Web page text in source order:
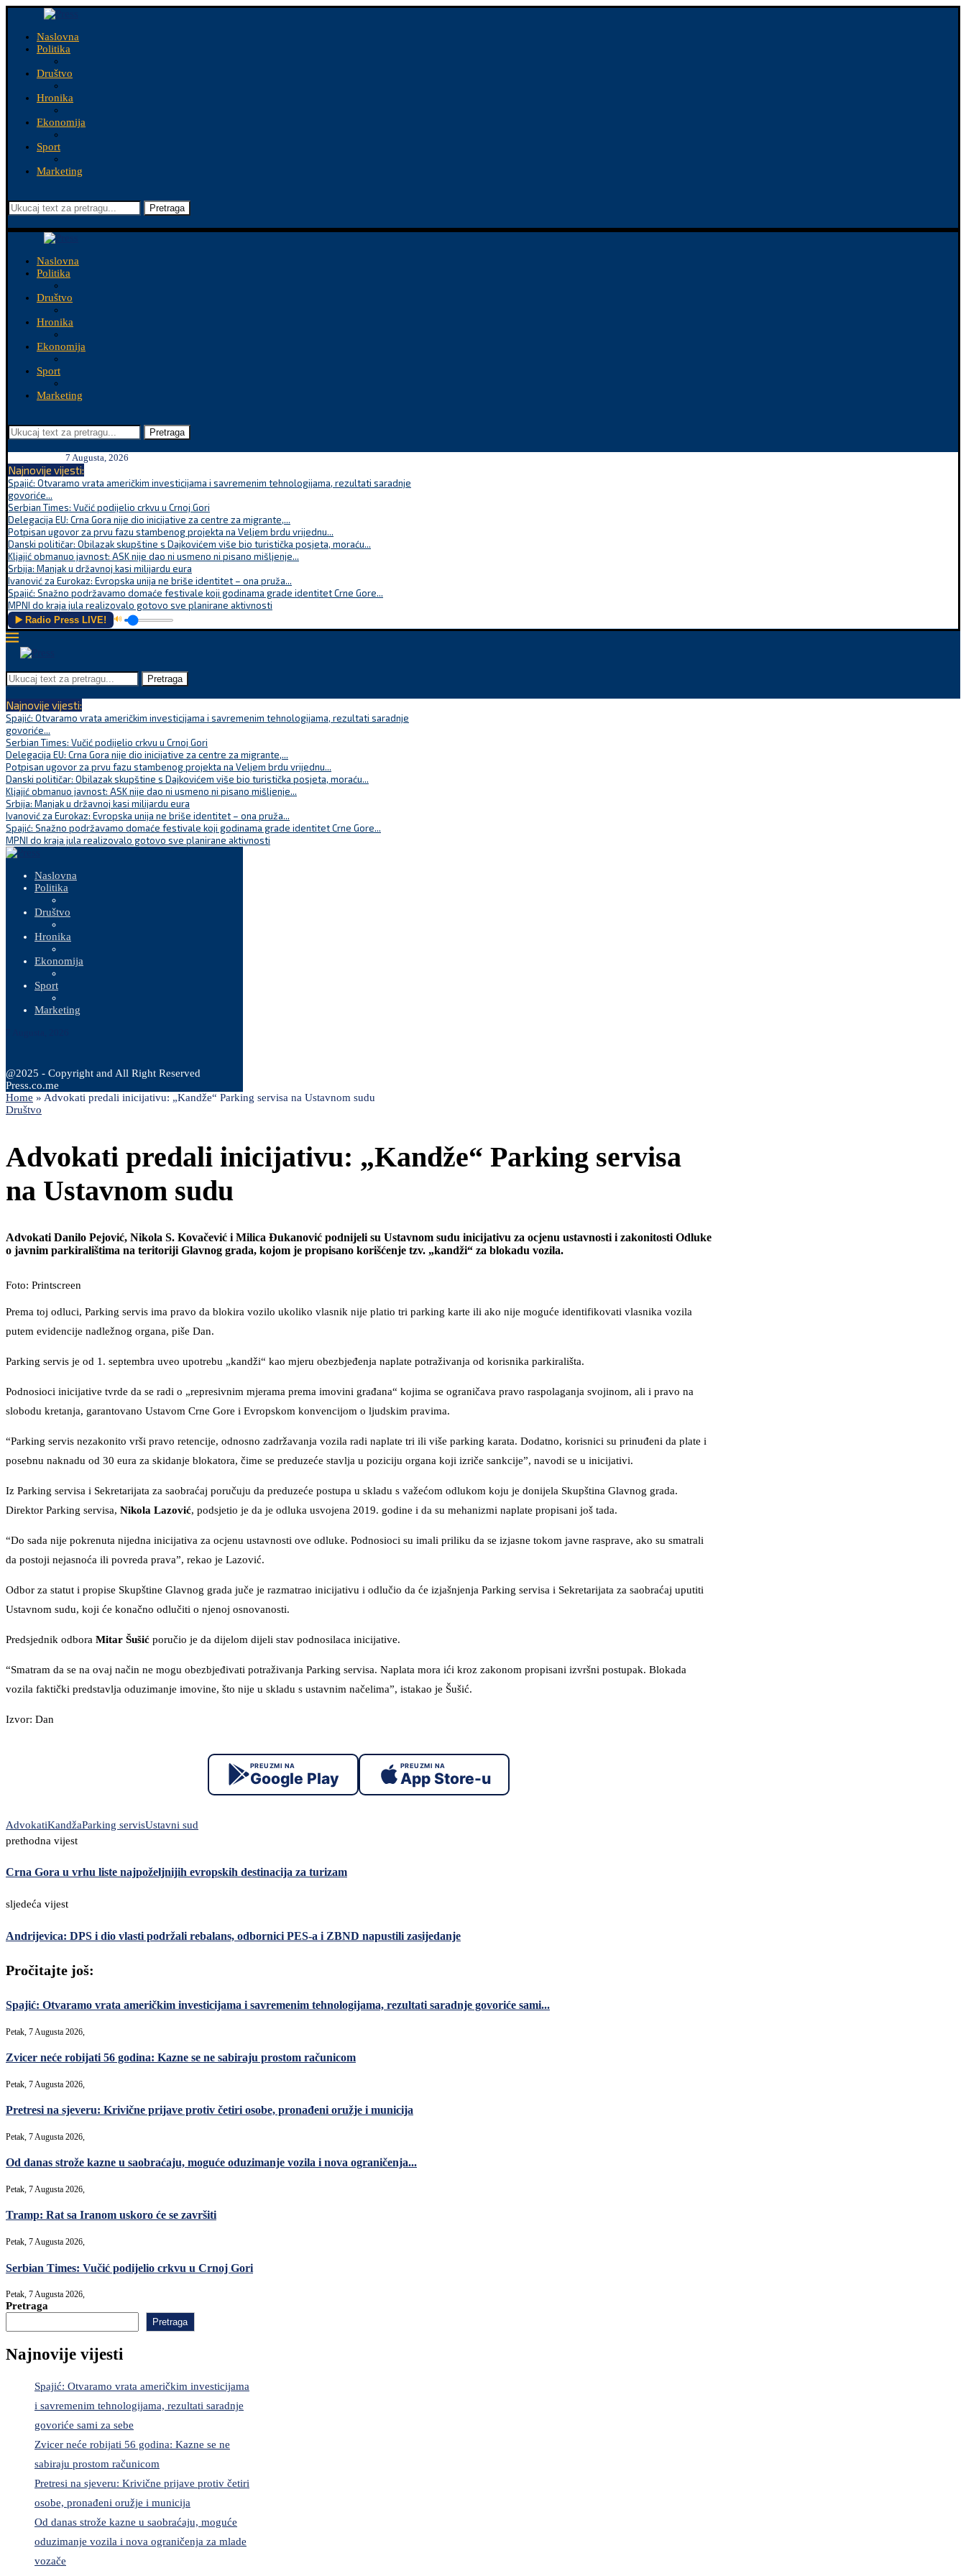
Naslovna
Politika
Društvo
Hronika
Ekonomija
Sport
Marketing
Pretraga
Naslovna
Politika
Društvo
Hronika
Ekonomija
Sport
Marketing
Pretraga
7 Augusta, 2026
Najnovije vijesti:
Spajić: Otvaramo vrata američkim investicijama i savremenim tehnologijama, rezultati saradnje
govoriće...
Serbian Times: Vučić podijelio crkvu u Crnoj Gori
Delegacija EU: Crna Gora nije dio inicijative za centre za migrante,...
Potpisan ugovor za prvu fazu stambenog projekta na Veljem brdu vrijednu...
Danski političar: Obilazak skupštine s Dajkovićem više bio turistička posjeta, moraću...
Kljajić obmanuo javnost: ASK nije dao ni usmeno ni pisano mišljenje...
Srbija: Manjak u državnoj kasi milijardu eura
Ivanović za Eurokaz: Evropska unija ne briše identitet – ona pruža...
Spajić: Snažno podržavamo domaće festivale koji godinama grade identitet Crne Gore...
MPNI do kraja jula realizovalo gotovo sve planirane aktivnosti
▶️ Radio Press LIVE! 🔊
Pretraga
Najnovije vijesti:
Spajić: Otvaramo vrata američkim investicijama i savremenim tehnologijama, rezultati saradnje
govoriće...
Serbian Times: Vučić podijelio crkvu u Crnoj Gori
Delegacija EU: Crna Gora nije dio inicijative za centre za migrante,...
Potpisan ugovor za prvu fazu stambenog projekta na Veljem brdu vrijednu...
Danski političar: Obilazak skupštine s Dajkovićem više bio turistička posjeta, moraću...
Kljajić obmanuo javnost: ASK nije dao ni usmeno ni pisano mišljenje...
Srbija: Manjak u državnoj kasi milijardu eura
Ivanović za Eurokaz: Evropska unija ne briše identitet – ona pruža...
Spajić: Snažno podržavamo domaće festivale koji godinama grade identitet Crne Gore...
MPNI do kraja jula realizovalo gotovo sve planirane aktivnosti
Naslovna
Politika
Društvo
Hronika
Ekonomija
Sport
Marketing
@2025 - Copyright and All Right Reserved
Press.co.me
Home » Advokati predali inicijativu: „Kandže“ Parking servisa na Ustavnom sudu
Društvo
Advokati predali inicijativu: „Kandže“ Parking servisa
na Ustavnom sudu
Advokati Danilo Pejović, Nikola S. Kovačević i Milica Đukanović podnijeli su Ustavnom sudu inicijativu za ocjenu ustavnosti i zakonitosti Odluke
o javnim parkiralištima na teritoriji Glavnog grada, kojom je propisano korišćenje tzv. „kandži“ za blokadu vozila.
Foto: Printscreen
Prema toj odluci, Parking servis ima pravo da blokira vozilo ukoliko vlasnik nije platio tri parking karte ili ako nije moguće identifikovati vlasnika vozila
putem evidencije nadležnog organa, piše Dan.
Parking servis je od 1. septembra uveo upotrebu „kandži“ kao mjeru obezbjeđenja naplate potraživanja od korisnika parkirališta.
Podnosioci inicijative tvrde da se radi o „represivnim mjerama prema imovini građana“ kojima se ograničava pravo raspolaganja svojinom, ali i pravo na
slobodu kretanja, garantovano Ustavom Crne Gore i Evropskom konvencijom o ljudskim pravima.
“Parking servis nezakonito vrši pravo retencije, odnosno zadržavanja vozila radi naplate tri ili više parking karata. Dodatno, korisnici su prinuđeni da plate i
posebnu naknadu od 30 eura za skidanje blokatora, čime se preduzeće stavlja u poziciju organa koji izriče sankcije”, navodi se u inicijativi.
Iz Parking servisa i Sekretarijata za saobraćaj poručuju da preduzeće postupa u skladu s važećom odlukom koju je donijela Skupština Glavnog grada.
Direktor Parking servisa, Nikola Lazović, podsjetio je da je odluka usvojena 2019. godine i da su mehanizmi naplate propisani još tada.
“Do sada nije pokrenuta nijedna inicijativa za ocjenu ustavnosti ove odluke. Podnosioci su imali priliku da se izjasne tokom javne rasprave, ako su smatrali
da postoji nejasnoća ili povreda prava”, rekao je Lazović.
Odbor za statut i propise Skupštine Glavnog grada juče je razmatrao inicijativu i odlučio da će izjašnjenja Parking servisa i Sekretarijata za saobraćaj uputiti
Ustavnom sudu, koji će konačno odlučiti o njenoj osnovanosti.
Predsjednik odbora Mitar Šušić poručio je da dijelom dijeli stav podnosilaca inicijative.
“Smatram da se na ovaj način ne mogu obezbjeđivati potraživanja Parking servisa. Naplata mora ići kroz zakonom propisani izvršni postupak. Blokada
vozila faktički predstavlja oduzimanje imovine, što nije u skladu s ustavnim načelima”, istakao je Šušić.
Izvor: Dan
PREUZMI NA
Google Play
PREUZMI NA
App Store-u
AdvokatiKandžaParking servisUstavni sud
prethodna vijest
Crna Gora u vrhu liste najpoželjnijih evropskih destinacija za turizam
sljedeća vijest
Andrijevica: DPS i dio vlasti podržali rebalans, odbornici PES-a i ZBND napustili zasijedanje
Pročitajte još:
Spajić: Otvaramo vrata američkim investicijama i savremenim tehnologijama, rezultati saradnje govoriće sami...
Petak, 7 Augusta 2026,
Zvicer neće robijati 56 godina: Kazne se ne sabiraju prostom računicom
Petak, 7 Augusta 2026,
Pretresi na sjeveru: Krivične prijave protiv četiri osobe, pronađeni oružje i municija
Petak, 7 Augusta 2026,
Od danas strože kazne u saobraćaju, moguće oduzimanje vozila i nova ograničenja...
Petak, 7 Augusta 2026,
Tramp: Rat sa Iranom uskoro će se završiti
Petak, 7 Augusta 2026,
Serbian Times: Vučić podijelio crkvu u Crnoj Gori
Petak, 7 Augusta 2026,
Pretraga
Pretraga
Najnovije vijesti
Spajić: Otvaramo vrata američkim investicijama
i savremenim tehnologijama, rezultati saradnje
govoriće sami za sebe
Zvicer neće robijati 56 godina: Kazne se ne
sabiraju prostom računicom
Pretresi na sjeveru: Krivične prijave protiv četiri
osobe, pronađeni oružje i municija
Od danas strože kazne u saobraćaju, moguće
oduzimanje vozila i nova ograničenja za mlade
vozače